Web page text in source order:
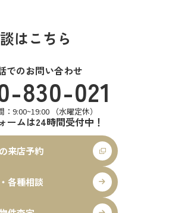
はこちら
でのお問い合わせ
830-021
：9:00~19:00 （水曜定休）
ームは24時間受付中！
来店予約
各種相談